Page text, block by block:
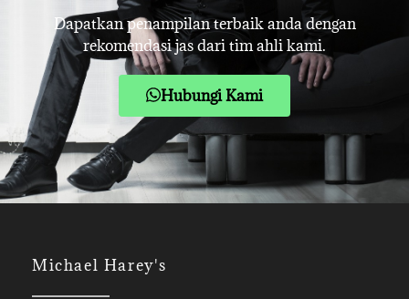
Dapatkan penampilan terbaik anda dengan
rekomendasi jas dari tim ahli kami.
Hubungi Kami
Michael Harey's